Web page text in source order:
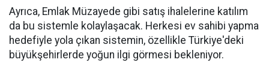
Ayrıca, Emlak Müzayede gibi satış ihalelerine katılım
da bu sistemle kolaylaşacak. Herkesi ev sahibi yapma
hedefiyle yola çıkan sistemin, özellikle Türkiye'deki
büyükşehirlerde yoğun ilgi görmesi bekleniyor.